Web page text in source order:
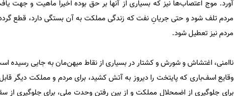
آورد. موج اعتصاب‌ها نیز که بسیاری از آنها بر حق بوده اخیراً ماهیت و جهت
مردم تلف شود و حتی جریانِ نفت که زندگی مملکت به آن بستگی دارد، قطع گردد،
مردم نیز تعطیل شود.
ناامنی، اغتشاش و شورش و کشتار در بسیاری از نقاط میهن‌مان به جایی رسیده
وقایع اسف‌باری که پایتخت را دیروز به آتش کشید، برای مردم و مملکت دیگر
برای جلوگیری از اضمحلال مملکت و از بین رفتن وحدت ملی، برای جلوگیری